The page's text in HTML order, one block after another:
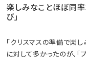
楽しみなことほぼ同率
び」
「クリスマスの準備で楽
に対して多かったのが、「